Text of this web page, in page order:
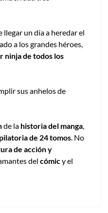
llegar un día a heredar el
a los grandes héroes,
ninja de todos los
sus anhelos de
de la historia del manga,
de 24 tomos. No
de acción y
del cómicy el